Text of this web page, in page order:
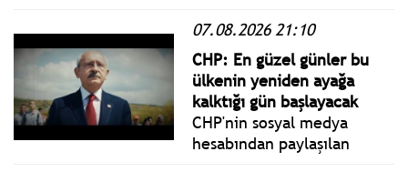
Cumartesi yönetmelik,
genelge ve tebliğler
takip edebilirsiniz.
07.08.2026 21:10
CHP: En güzel günler bu
ülkenin yeniden ayağa
kalktığı gün başlayacak
CHP'nin sosyal medya
hesabından paylaşılan